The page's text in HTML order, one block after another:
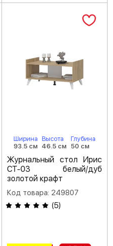
Ширина
93.5 см
Высота
46.5 см
Глубина
50 см
Журнальный стол Ирис
СТ-03 белый/дуб
золотой крафт
Код товара: 249807
(5)